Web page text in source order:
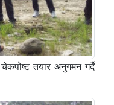
चेकपोष्ट तयार अनुगमन गर्दै